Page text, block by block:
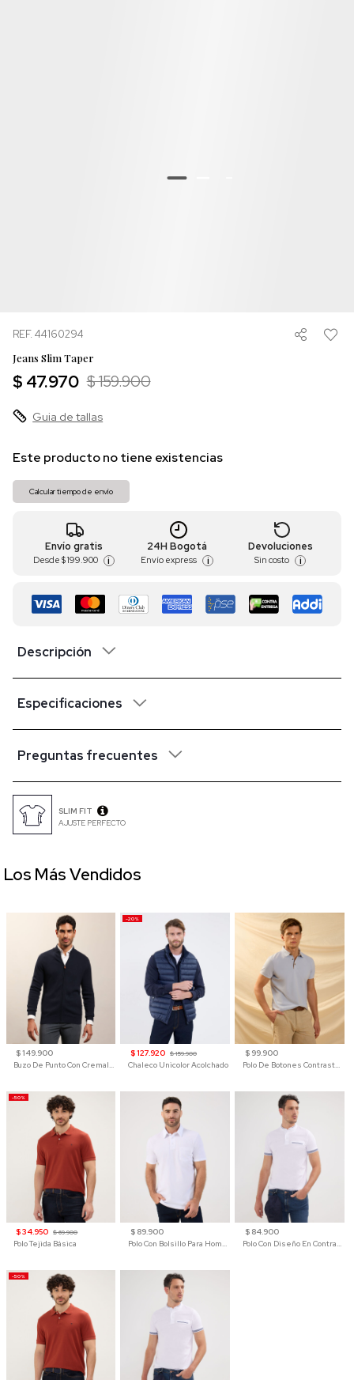
REF. 44160294
Jeans Slim Taper
$ 47.970 $ 159.900
Guia de tallas
Este producto no tiene existencias
Calcular tiempo de envío
Envío gratis
Desde $ 199.900 i
24H Bogotá
Envío express i
Devoluciones
Sin costo i
Descripción
Especificaciones
Preguntas frecuentes
SLIM FIT
AJUSTE PERFECTO
$ 149.900
Buzo De Punto Con Cremallera Para Hombre
-20%
$ 127.920 $ 159.900
Chaleco Unicolor Acolchado
$ 99.900
Polo De Botones Contraste Para Hombre
-50%
$ 34.950 $ 69.900
Polo Tejida Básica
$ 89.900
Polo Con Bolsillo Para Hombre
$ 84.900
Polo Con Diseño En Contraste
-50%
Los Más Vendidos